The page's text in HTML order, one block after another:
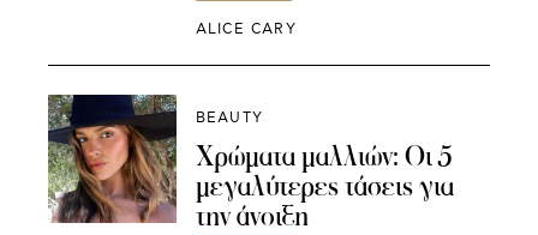
ALICE CARY
BEAUTY
Χρώματα μαλλιών: Οι 5
μεγαλύτερες τάσεις για
την άνοιξη